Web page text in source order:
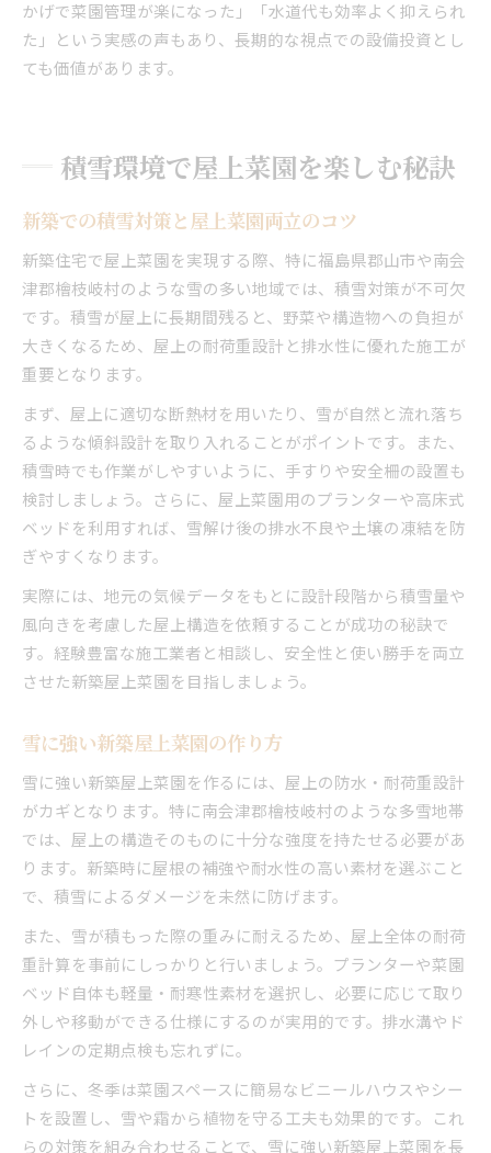
かげで菜園管理が楽になった」「水道代も効率よく抑えられ
た」という実感の声もあり、長期的な視点での設備投資とし
ても価値があります。
積雪環境で屋上菜園を楽しむ秘訣
新築での積雪対策と屋上菜園両立のコツ
新築住宅で屋上菜園を実現する際、特に福島県郡山市や南会
津郡檜枝岐村のような雪の多い地域では、積雪対策が不可欠
です。積雪が屋上に長期間残ると、野菜や構造物への負担が
大きくなるため、屋上の耐荷重設計と排水性に優れた施工が
重要となります。
まず、屋上に適切な断熱材を用いたり、雪が自然と流れ落ち
るような傾斜設計を取り入れることがポイントです。また、
積雪時でも作業がしやすいように、手すりや安全柵の設置も
検討しましょう。さらに、屋上菜園用のプランターや高床式
ベッドを利用すれば、雪解け後の排水不良や土壌の凍結を防
ぎやすくなります。
実際には、地元の気候データをもとに設計段階から積雪量や
風向きを考慮した屋上構造を依頼することが成功の秘訣で
す。経験豊富な施工業者と相談し、安全性と使い勝手を両立
させた新築屋上菜園を目指しましょう。
雪に強い新築屋上菜園の作り方
雪に強い新築屋上菜園を作るには、屋上の防水・耐荷重設計
がカギとなります。特に南会津郡檜枝岐村のような多雪地帯
では、屋上の構造そのものに十分な強度を持たせる必要があ
ります。新築時に屋根の補強や耐水性の高い素材を選ぶこと
で、積雪によるダメージを未然に防げます。
また、雪が積もった際の重みに耐えるため、屋上全体の耐荷
重計算を事前にしっかりと行いましょう。プランターや菜園
ベッド自体も軽量・耐寒性素材を選択し、必要に応じて取り
外しや移動ができる仕様にするのが実用的です。排水溝やド
レインの定期点検も忘れずに。
さらに、冬季は菜園スペースに簡易なビニールハウスやシー
トを設置し、雪や霜から植物を守る工夫も効果的です。これ
らの対策を組み合わせることで、雪に強い新築屋上菜園を長